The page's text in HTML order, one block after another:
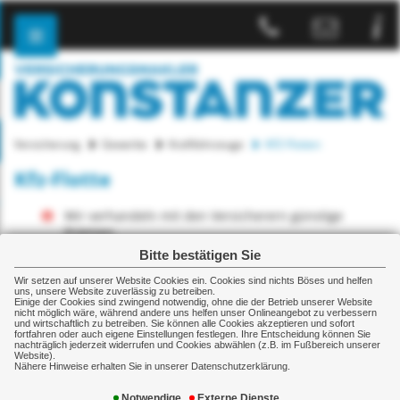
Bitte bestätigen Sie
Wir setzen auf unserer Website Cookies ein. Cookies sind nichts Böses und helfen
uns, unsere Website zuverlässig zu betreiben.
Einige der Cookies sind zwingend notwendig, ohne die der Betrieb unserer Website
nicht möglich wäre, während andere uns helfen unser Onlineangebot zu verbessern
und wirtschaftlich zu betreiben. Sie können alle Cookies akzeptieren und sofort
fortfahren oder auch eigene Einstellungen festlegen. Ihre Entscheidung können Sie
nachträglich jederzeit widerrufen und Cookies abwählen (z.B. im Fußbereich unserer
Website).
Nähere Hinweise erhalten Sie in unserer Datenschutzerklärung.
Versicherung Gewerbe Kraftfahrzeuge KFZ-Flotten
Kfz-Flotte
Wir verhandeln mit den Versicherern günstige
Prämien
Wir managen die Schäden - Anruf genügt
Schon über Brems-, Betriebs- und Bruchschäden
oder GAP-Deckung nachgedacht?
Mit uns können Sie effizient die Fuhrpark-Kosten senken: Wir
helfen Schadenursachen zu lokalisieren und empfehlen